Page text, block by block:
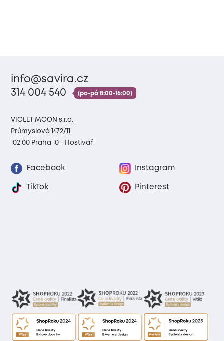
info@savira.cz
314 004 540
(po-pá 8:00-16:00)
VIOLET MOON s.r.o.
Průmyslová 1472/11
102 00 Praha 10 - Hostivař
Facebook Instagram
TikTok Pinterest